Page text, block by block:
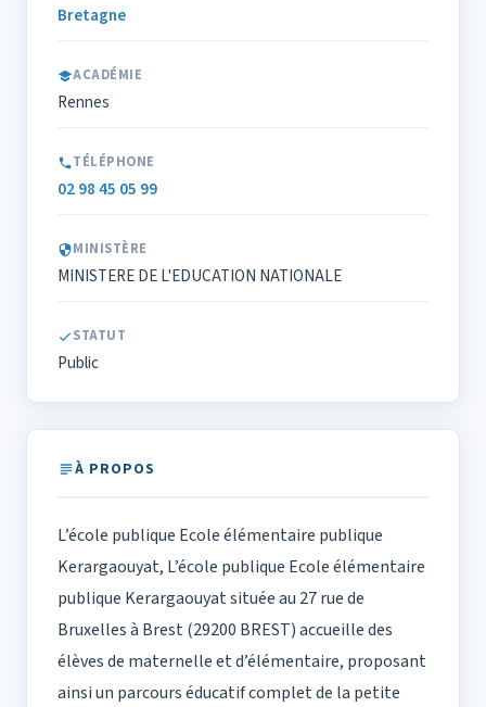
Bretagne
ACADÉMIE
Rennes
TÉLÉPHONE
02 98 45 05 99
MINISTÈRE
MINISTERE DE L'EDUCATION NATIONALE
STATUT
Public
À PROPOS
L’école publique Ecole élémentaire publique
Kerargaouyat, L’école publique Ecole élémentaire
publique Kerargaouyat située au 27 rue de
Bruxelles à Brest (29200 BREST) accueille des
élèves de maternelle et d’élémentaire, proposant
ainsi un parcours éducatif complet de la petite